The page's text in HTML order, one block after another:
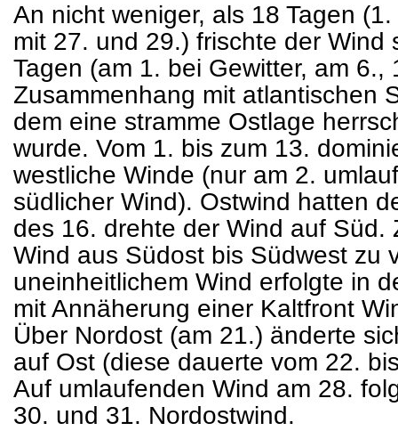
An nicht weniger, als 18 Tagen
mit 27. und 29.) frischte der Wind
Tagen (am 1. bei Gewitter, am 6.,
Zusammenhang mit atlantischen
dem eine stramme Ostlage
wurde. Vom 1. bis zum 13.
westliche Winde (nur am 2.
südlicher Wind). Ostwind hatten
des 16. drehte der Wind auf Süd.
Wind aus Südost bis Südwest zu
uneinheitlichem Wind erfolgte in
mit Annäherung einer Kaltfront
Über Nordost (am 21.) änderte
auf Ost (diese dauerte vom 22.
Auf umlaufenden Wind am 28.
30. und 31. Nordostwind.